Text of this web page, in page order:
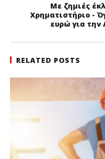
Με ζημιές
Χρηματιστήριο -
ευρώ για
RELATED POSTS